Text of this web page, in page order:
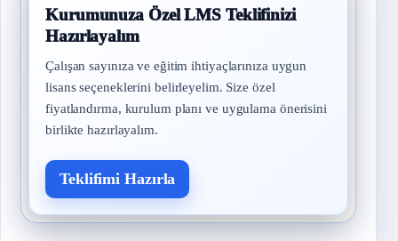
Kurumunuza Özel LMS Teklifinizi
Hazırlayalım
Çalışan sayınıza ve eğitim ihtiyaçlarınıza uygun
lisans seçeneklerini belirleyelim. Size özel
fiyatlandırma, kurulum planı ve uygulama önerisini
birlikte hazırlayalım.
Teklifimi Hazırla